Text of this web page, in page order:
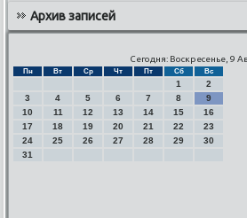
Архив записей
Сегодня: Воскресенье, 9
Пн Вт Ср Чт Пт Сб Вс
1
2
3
4 5 6 7 8
9
10
11 12 13 14 15
16
17
18 19 20 21 22
23
24
25 26 27 28 29
30
31